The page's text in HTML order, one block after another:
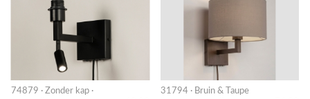
74879 · Zonder kap ·
31794 · Bruin & Taupe